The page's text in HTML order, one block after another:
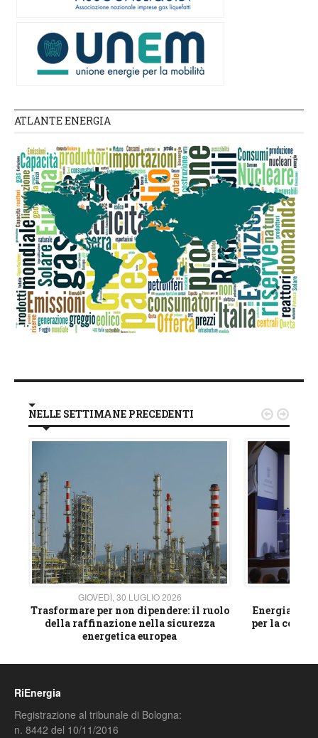
ATLANTE ENERGIA
NELLE SETTIMANE PRECEDENTI
GIOVEDÌ, 30 LUGLIO 2026
Trasformare per non dipendere: il ruolo
della raffinazione nella sicurezza
energetica europea
Energia e
per la
 
RiEnergia
Registrazione al tribunale di Bologna:
n. 8442 del 10/11/2016